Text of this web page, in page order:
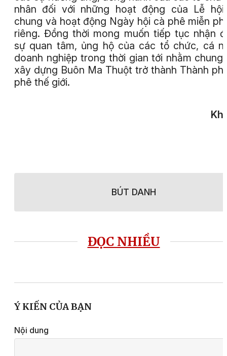
nhân đối với những hoạt động của Lễ hội
chung và hoạt động Ngày hội cà phê miễn
riêng. Đồng thời mong muốn tiếp tục nhận
sự quan tâm, ủng hộ của các tổ chức, cá
doanh nghiệp trong thời gian tới nhằm chung
xây dựng Buôn Ma Thuột trở thành Thành
phê thế giới.
BÚT DANH
ĐỌC NHIỀU
Ý KIẾN CỦA BẠN
Nội dung